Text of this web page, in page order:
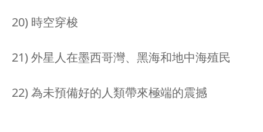
20) 時空穿梭
21) 外星人在墨西哥灣、黑海和地中海殖民
22) 為未預備好的人類帶來極端的震撼